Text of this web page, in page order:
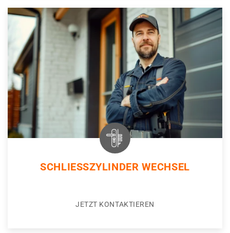
SCHLIESSZYLINDER WECHSEL
JETZT KONTAKTIEREN